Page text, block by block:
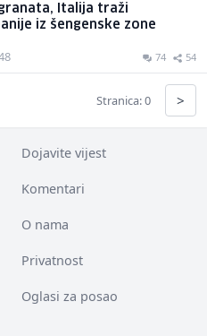
Italija traži
iz šengenske zone
74 54
Stranica: 0 >
Dojavite vijest
Komentari
O nama
Privatnost
Oglasi za posao